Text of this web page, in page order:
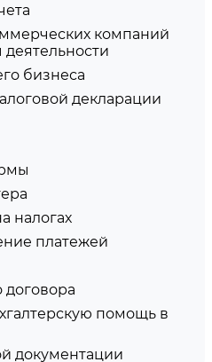
компаний
бизнеса
декларации
налогах
платежей
договора
помощь в
документации